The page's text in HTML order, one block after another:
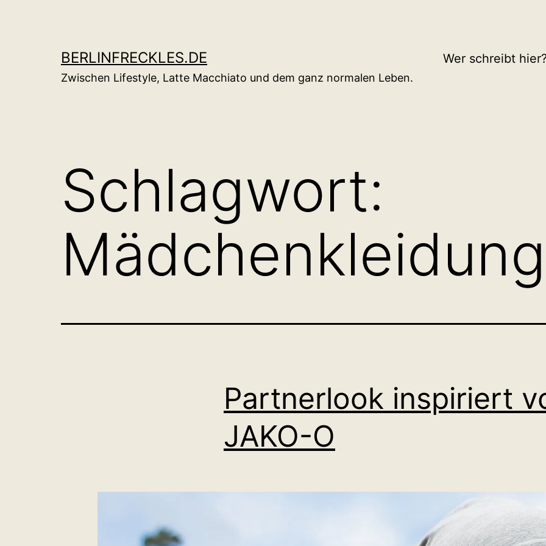
BERLINFRECKLES.DE
Zwischen Lifestyle, Latte Macchiato und dem ganz normalen Leben.
Wer schreibt
Schlagwort:
Mädchenkleidung
Partnerlook inspiriert
JAKO-O